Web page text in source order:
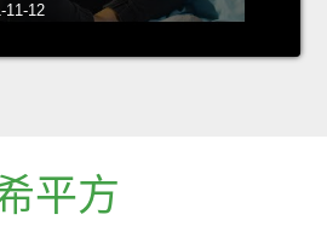
11-12
平方